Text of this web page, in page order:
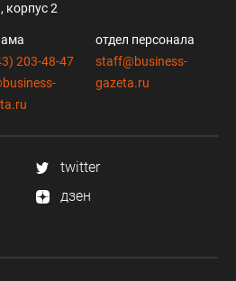
корпус 2
203-48-47
отдел персонала
staff@business-
gazeta.ru
twitter
дзен